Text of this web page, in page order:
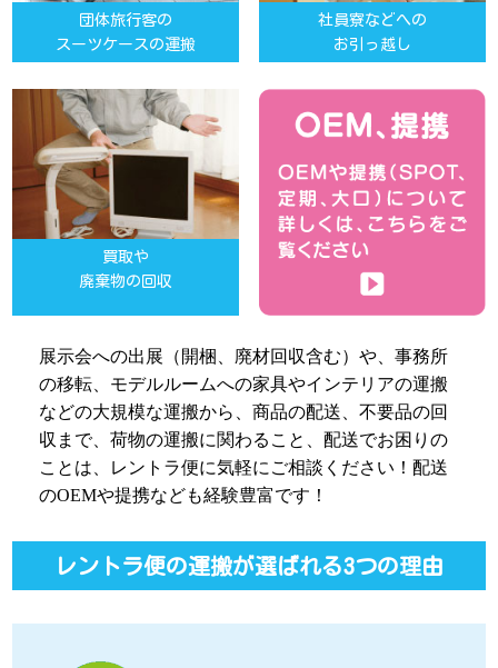
団体旅行客の
スーツケースの運搬
社員寮などへの
お引っ越し
買取や
廃棄物の回収
展示会への出展（開梱、廃材回収含む）や、事務所
の移転、モデルルームへの家具やインテリアの運搬
などの大規模な運搬から、商品の配送、不要品の回
収まで、荷物の運搬に関わること、配送でお困りの
ことは、レントラ便に気軽にご相談ください！配送
のOEMや提携なども経験豊富です！
レントラ便の運搬が選ばれる3つの理由